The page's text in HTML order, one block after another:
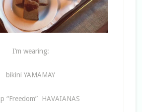
I’m wearing:
bikini YAMAMAY
“Freedom” HAVAIANAS